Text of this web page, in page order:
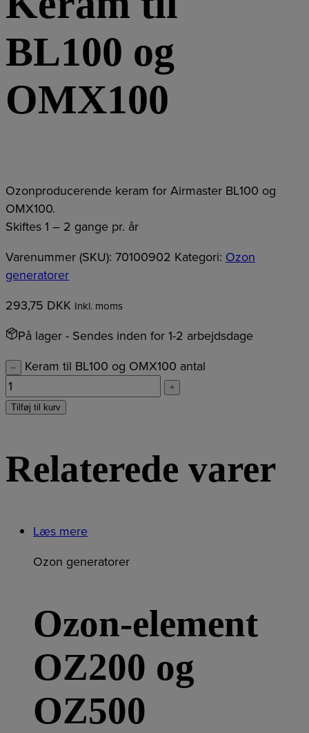
BL100 og
OMX100
Ozonproducerende keram for Airmaster BL100 og
OMX100.
Skiftes 1 – 2 gange pr. år
Varenummer (SKU): 70100902 Kategori: Ozon
generatorer
293,75 DKK Inkl. moms
På lager- Sendes inden for 1-2 arbejdsdage
– Keram til BL100 og OMX100 antal
+
Tilføj til kurv
Relaterede varer
Læs mere
Ozon generatorer
Ozon-element
OZ200 og
OZ500